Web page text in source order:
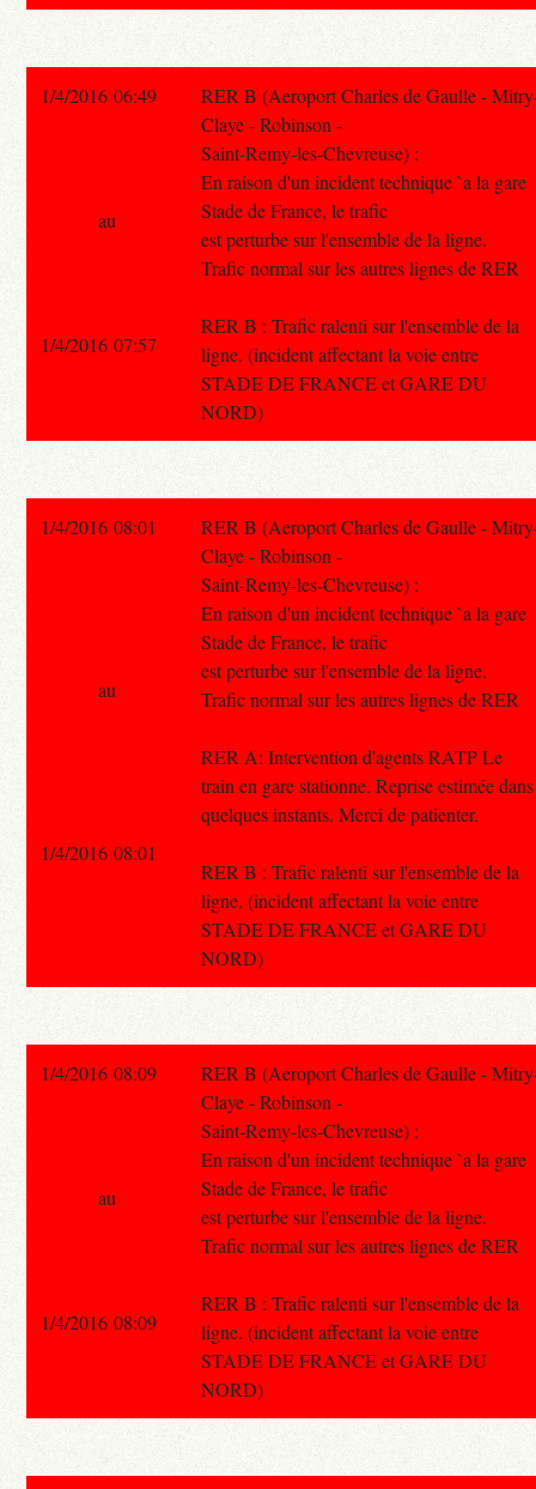
1/4/2016 06:49
RER B (Aeroport Charles de Gaulle -
Claye - Robinson -
Saint-Remy-les-Chevreuse) :
En raison d'un incident technique `a la gare
Stade de France, le trafic
est perturbe sur l'ensemble de la ligne.
Trafic normal sur les autres lignes de RER
RER B : Trafic ralenti sur l'ensemble de la
ligne. (incident affectant la voie entre
STADE DE FRANCE et GARE DU
NORD)
au
1/4/2016 07:57
1/4/2016 08:01
RER B (Aeroport Charles de Gaulle -
Claye - Robinson -
Saint-Remy-les-Chevreuse) :
En raison d'un incident technique `a la gare
Stade de France, le trafic
est perturbe sur l'ensemble de la ligne.
Trafic normal sur les autres lignes de RER
RER A: Intervention d'agents RATP Le
train en gare stationne. Reprise estimée dans
quelques instants. Merci de patienter.
RER B : Trafic ralenti sur l'ensemble de la
ligne. (incident affectant la voie entre
STADE DE FRANCE et GARE DU
NORD)
au
1/4/2016 08:01
1/4/2016 08:09
RER B (Aeroport Charles de Gaulle -
Claye - Robinson -
Saint-Remy-les-Chevreuse) :
En raison d'un incident technique `a la gare
Stade de France, le trafic
est perturbe sur l'ensemble de la ligne.
Trafic normal sur les autres lignes de RER
RER B : Trafic ralenti sur l'ensemble de la
ligne. (incident affectant la voie entre
STADE DE FRANCE et GARE DU
NORD)
au
1/4/2016 08:09